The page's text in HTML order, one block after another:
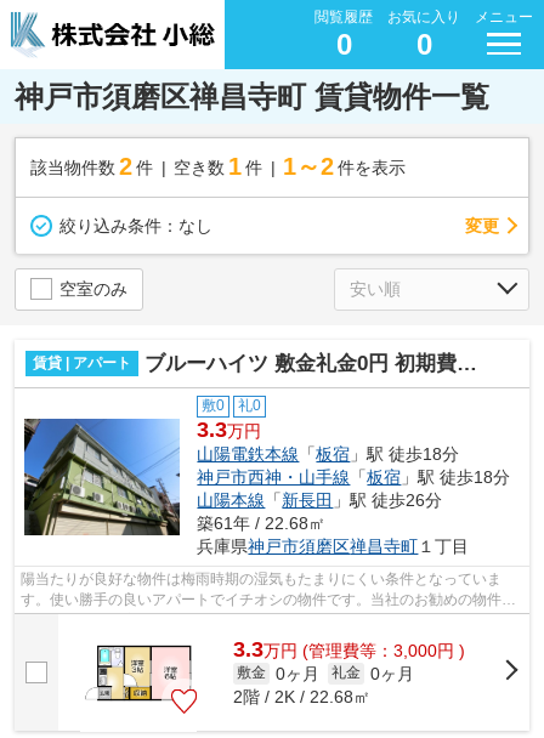
閲覧履歴
0
お気に入り
0
メニュー
神戸市須磨区禅昌寺町 賃貸物件一覧
該当物件数 2件 空き数 1 件 1～2 件を表示
絞り込み条件： なし 変更
空室のみ
賃貸 | アパート ブルーハイツ 敷金礼金0円 初期費用家主負担プラン有
敷0 礼0
3.3万円
山陽電鉄本線 「板宿 」駅 徒歩18分
神戸市西神・山手線 「板宿 」駅 徒歩18分
山陽本線 「新長田 」駅 徒歩26分
築61年 / 22.68㎡
兵庫県神戸市須磨区禅昌寺町１丁目
陽当たりが良好な物件は梅雨時期の湿気もたまりにくい条件となっていま
す。使い勝手の良いアパートでイチオシの物件です。当社のお勧めの物件が
3.3万円 (管理費等：3,000円 )
敷金 0ヶ月 礼金 0ヶ月
2階 / 2K / 22.68㎡